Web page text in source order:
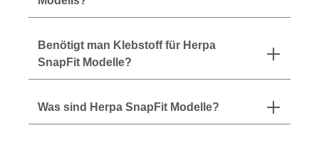
Benötigt man Klebstoff für Herpa
SnapFit Modelle?
Was sind Herpa SnapFit Modelle?